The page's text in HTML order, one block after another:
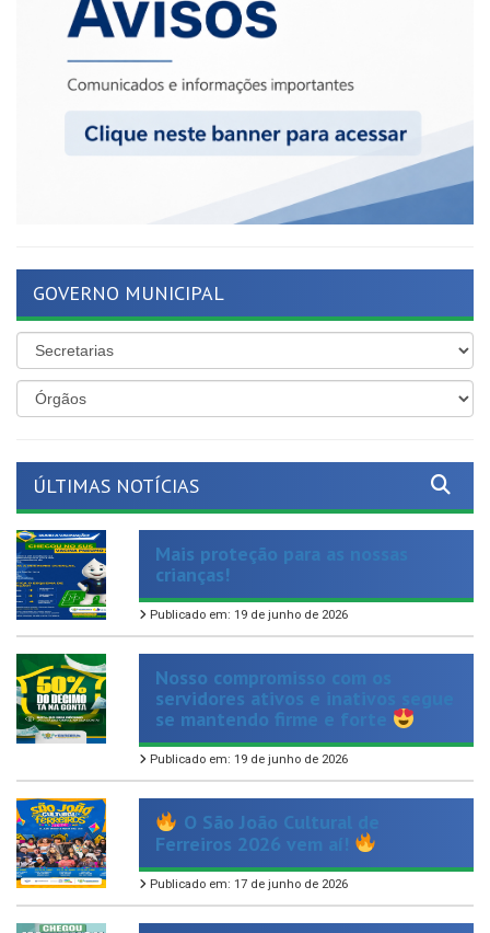
Mais proteção para as nossas
crianças!
Publicado em: 19 de junho de 2026
Nosso compromisso com os
servidores ativos e inativos segue
se mantendo firme e forte
Publicado em: 19 de junho de 2026
O São João Cultural de
Ferreiros 2026 vem aí!
Publicado em: 17 de junho de 2026
Chegou mais uma opção de
cuidado, autonomia e